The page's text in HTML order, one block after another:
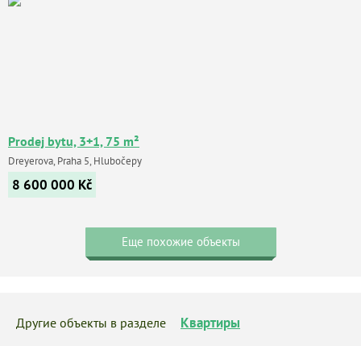
Prodej bytu, 3+1, 75 m²
Dreyerova, Praha 5, Hlubočepy
8 600 000 Kč
Еще похожие объекты
Другие объекты в разделе Квартиры